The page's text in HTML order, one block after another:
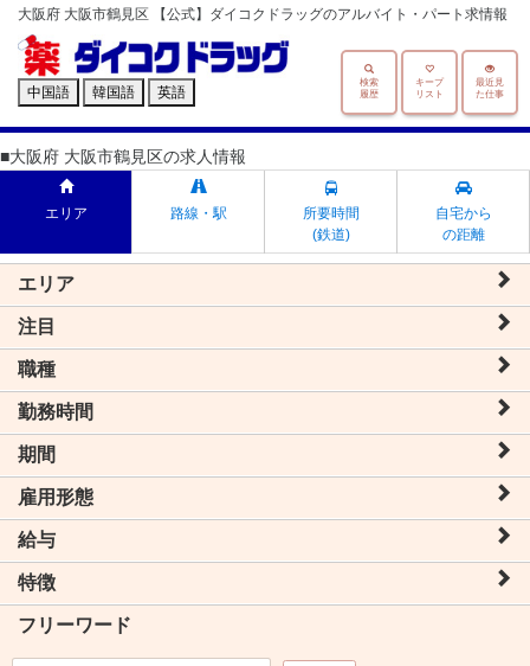
大阪府 大阪市鶴見区 【公式】ダイコクドラッグのアルバイト・パート求情報
中国語 韓国語 英語
最近見
た仕事
キープ
リスト
検索
履歴
■大阪府 大阪市鶴見区の求人情報
エリア 路線・駅
所要時間
(鉄道)
自宅から
の距離
エリア
注目
職種
勤務時間
期間
雇用形態
給与
特徴
フリーワード